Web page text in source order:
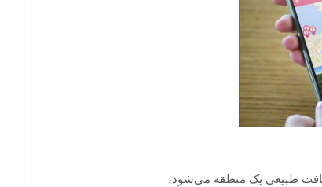
بافت طبیعی یک منطقه می‌شود،